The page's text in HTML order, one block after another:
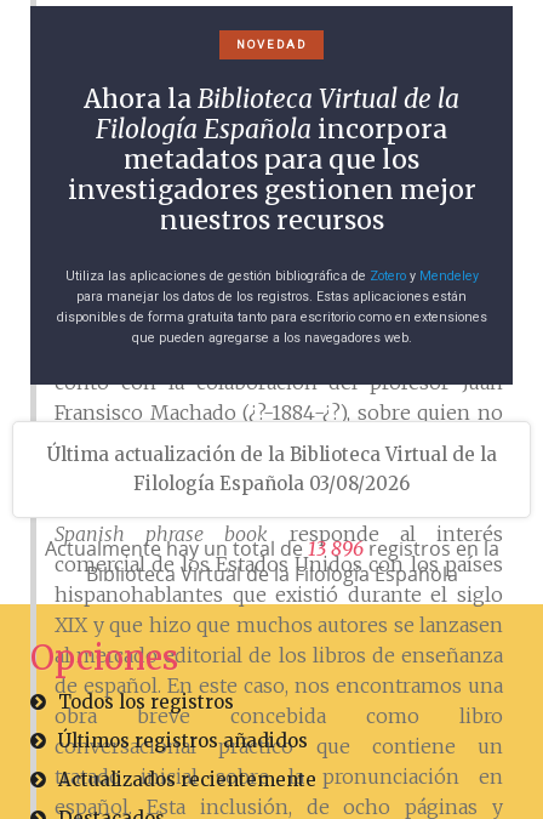
una agencia destinada a la compra de tierras y al
de propiedades mineras.
La única obra de Frederic R. Guernsey de la que
tenemos constancia fue suA.B.C. Spanish phrase
book, for american travellers in Mexico and all
spanish-speaking countries(1884), un volumen
ferroviarias de Mexican Central, de Mexican
National y de Artchison, Topeka y Santa Fe. La
portada del volumen nos indica que Guernsey
contó con la colaboración del profesor Juan
Fransisco Machado (¿?-1884-¿?), sobre quien no
hemos podido recabar información aunque
presuponemos que su ascendencia era hispana
Spanish phrase book responde al interés
comercial de los Estados Unidos con los países
hispanohablantes que existió durante el siglo
XIX y que hizo que muchos autores se lanzasen
al mercado editorial de los libros de enseñanza
de español. En este caso, nos encontramos una
obra breve concebida como libro
conversacional práctico que contiene un
tratado inicial sobre la pronunciación en
español. Esta inclusión, de ocho páginas y
NOVEDAD
Ahora laBiblioteca Virtual de la
Filología Española incorpora
metadatos para que los
investigadores gestionen mejor
nuestros recursos
Utiliza las aplicaciones de gestión bibliográfica de Zoteroy Mendeley
para manejar los datos de los registros. Estas aplicaciones están
disponibles de forma gratuita tanto para escritorio como en extensiones
que pueden agregarse a los navegadores web.
Última actualización de la Biblioteca Virtual de la
Filología Española 03/08/2026
Actualmente hay un total de13 896registros en la
Biblioteca Virtual de la Filología Española
Opciones
Todos los registros
Últimos registros añadidos
Actualizados recientemente